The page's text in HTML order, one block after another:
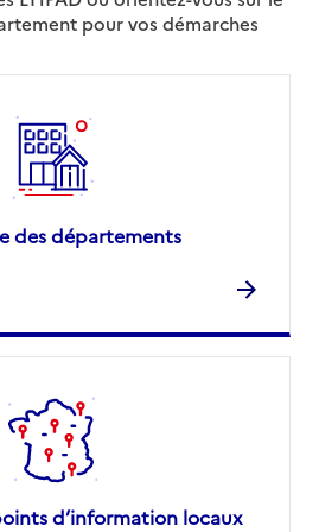
pour vos démarches
des départements
d’information locaux